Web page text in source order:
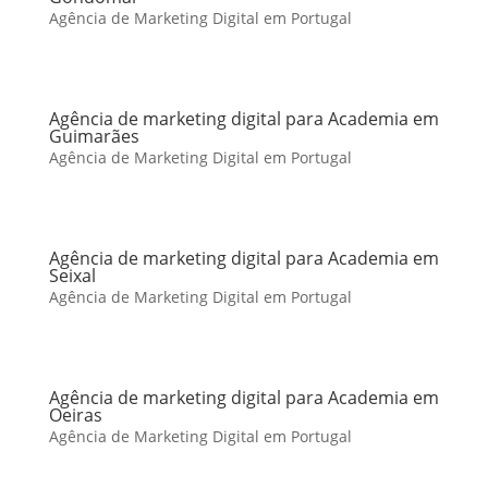
Agência de Marketing Digital em Portugal
Agência de marketing digital para Academia em
Guimarães
Agência de Marketing Digital em Portugal
Agência de marketing digital para Academia em
Seixal
Agência de Marketing Digital em Portugal
Agência de marketing digital para Academia em
Oeiras
Agência de Marketing Digital em Portugal